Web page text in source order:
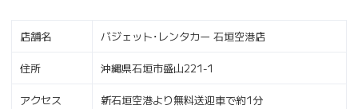
店舗名 バジェット･レンタカー 石垣空港店
住所 沖縄県石垣市盛山221-1
アクセス 新石垣空港より無料送迎車で約1分